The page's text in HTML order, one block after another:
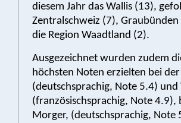
diesem Jahr das Wallis (13),
Zentralschweiz (7),
die Region Waadtland (2).
Ausgezeichnet wurden zudem
höchsten Noten erzielten bei
(deutschsprachig, Note 5.4) und
(französischsprachig, Note 4.9),
Morger, (deutschsprachig, Note